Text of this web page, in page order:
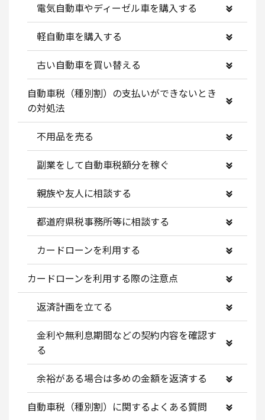
電気自動車やディーゼル車を購入する
軽自動車を購入する
古い自動車を買い替える
自動車税（種別割）の支払いができないとき
の対処法
不用品を売る
副業をして自動車税額分を稼ぐ
親族や友人に相談する
都道府県税事務所等に相談する
カードローンを利用する
カードローンを利用する際の注意点
返済計画を立てる
金利や無利息期間などの契約内容を確認す
る
余裕がある場合は多めの金額を返済する
自動車税（種別割）に関するよくある質問